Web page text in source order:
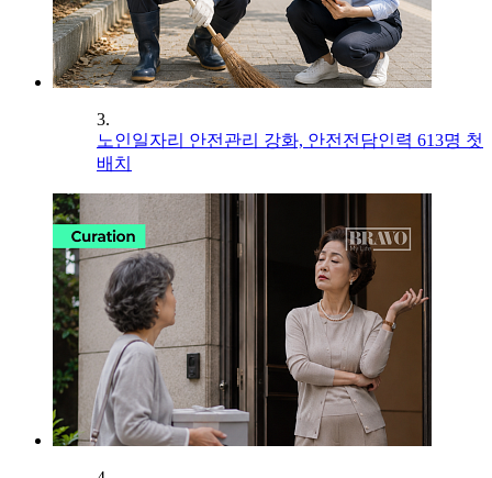
3.
노인일자리 안전관리 강화, 안전전담인력 613명 첫
배치